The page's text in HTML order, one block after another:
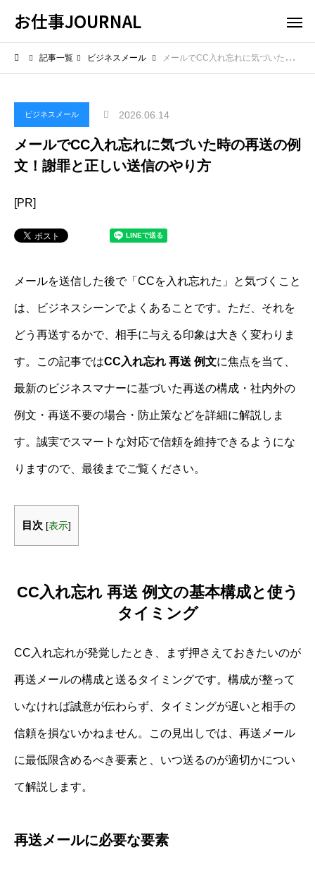
お仕事JOURNAL
記事一覧 ビジネスメール メールでCC入れ忘れに気づいた時の再送の例文！謝罪と正しい送信のやり方
ビジネスメール 2026.06.14
メールでCC入れ忘れに気づいた時の再送の例
文！謝罪と正しい送信のやり方
[PR]
メールを送信した後で「CCを入れ忘れた」と気づくこと
は、ビジネスシーンでよくあることです。ただ、それを
どう再送するかで、相手に与える印象は大きく変わりま
す。この記事ではCC入れ忘れ 再送 例文に焦点を当て、
最新のビジネスマナーに基づいた再送の構成・社内外の
例文・再送不要の場合・防止策などを詳細に解説しま
す。誠実でスマートな対応で信頼を維持できるようにな
りますので、最後までご覧ください。
目次 [表示]
CC入れ忘れ 再送 例文の基本構成と使う
タイミング
CC入れ忘れが発覚したとき、まず押さえておきたいのが
再送メールの構成と送るタイミングです。構成が整って
いなければ誠意が伝わらず、タイミングが遅いと相手の
信頼を損ないかねません。この見出しでは、再送メール
に最低限含めるべき要素と、いつ送るのが適切かについ
て解説します。
再送メールに必要な要素